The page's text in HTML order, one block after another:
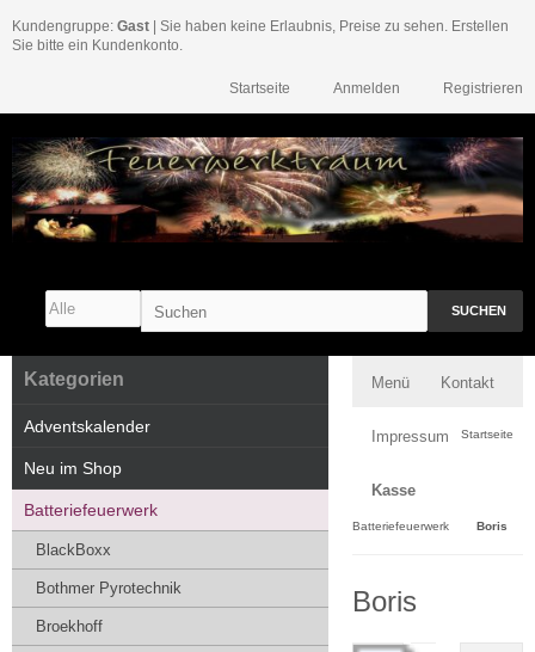
Kundengruppe: Gast | Sie haben keine Erlaubnis, Preise zu sehen. Erstellen
Sie bitte ein Kundenkonto.
Registrieren
Anmelden
Startseite
SUCHEN
Menü Kontakt
Impressum
Kasse
Startseite
Batteriefeuerwerk Boris
Boris
Kategorien
Adventskalender
Neu im Shop
Batteriefeuerwerk
BlackBoxx
Bothmer Pyrotechnik
Broekhoff